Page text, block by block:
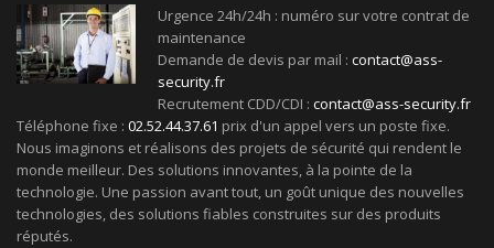
Urgence 24h/24h : numéro sur votre contrat de
maintenance
Demande de devis par mail : contact@ass-
security.fr
Recrutement CDD/CDI : contact@ass-security.fr
Téléphone fixe : 02.52.44.37.61 prix d'un appel vers un poste fixe.
Nous imaginons et réalisons des projets de sécurité qui rendent le
monde meilleur. Des solutions innovantes, à la pointe de la
technologie. Une passion avant tout, un goût unique des nouvelles
technologies, des solutions fiables construites sur des produits
réputés.